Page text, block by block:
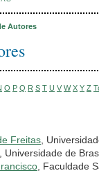
Autores
O P Q R S T U V W X Y Z
Freitas,
, Universidade de
, Faculdade